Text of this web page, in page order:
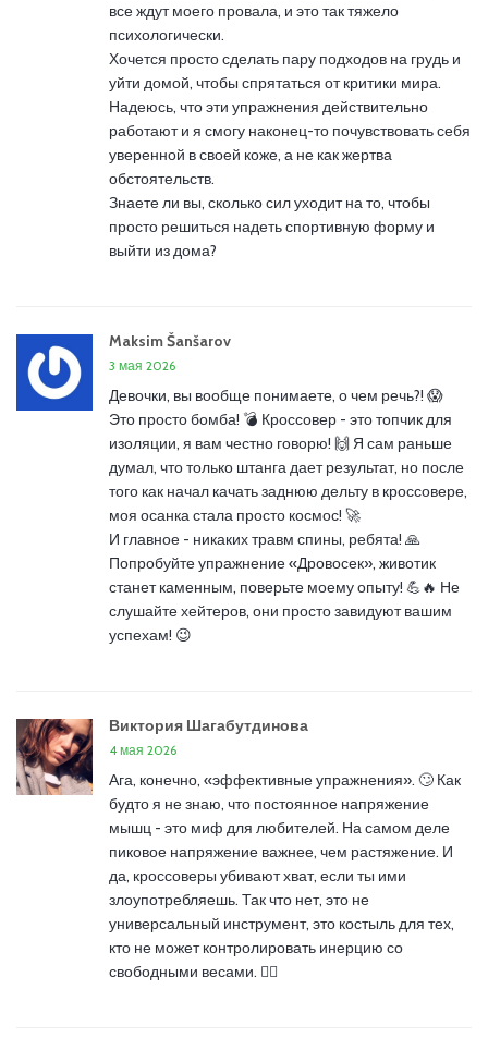
все ждут моего провала, и это так тяжело
психологически.
Хочется просто сделать пару подходов на грудь и
уйти домой, чтобы спрятаться от критики мира.
Надеюсь, что эти упражнения действительно
работают и я смогу наконец-то почувствовать себя
уверенной в своей коже, а не как жертва
обстоятельств.
Знаете ли вы, сколько сил уходит на то, чтобы
просто решиться надеть спортивную форму и
выйти из дома?
Maksim Šanšarov
3 мая 2026
Девочки, вы вообще понимаете, о чем речь?! 😱
Это просто бомба! 💣 Кроссовер - это топчик для
изоляции, я вам честно говорю! 🙌 Я сам раньше
думал, что только штанга дает результат, но после
того как начал качать заднюю дельту в кроссовере,
моя осанка стала просто космос! 🚀
И главное - никаких травм спины, ребята! 🙏
Попробуйте упражнение «Дровосек», животик
станет каменным, поверьте моему опыту! 💪🔥 Не
слушайте хейтеров, они просто завидуют вашим
успехам! 😉
Виктория Шагабутдинова
4 мая 2026
Ага, конечно, «эффективные упражнения». 🙄 Как
будто я не знаю, что постоянное напряжение
мышц - это миф для любителей. На самом деле
пиковое напряжение важнее, чем растяжение. И
да, кроссоверы убивают хват, если ты ими
злоупотребляешь. Так что нет, это не
универсальный инструмент, это костыль для тех,
кто не может контролировать инерцию со
свободными весами. 🤷‍♀️